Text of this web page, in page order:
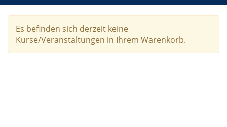
Es befinden sich derzeit keine
Kurse/Veranstaltungen in Ihrem Warenkorb.